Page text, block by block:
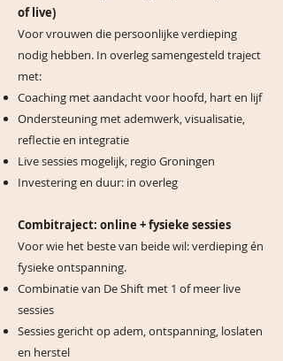
of live)
Voor vrouwen die persoonlijke verdieping
nodig hebben. In overleg samengesteld traject
met:
Coaching met aandacht voor hoofd, hart en lijf
Ondersteuning met ademwerk, visualisatie,
reflectie en integratie
Live sessies mogelijk, regio Groningen
Investering en duur: in overleg
Combitraject: online + fysieke sessies
Voor wie het beste van beide wil: verdieping én
fysieke ontspanning.
Combinatie van De Shift met 1 of meer live
sessies
Sessies gericht op adem, ontspanning, loslaten
en herstel